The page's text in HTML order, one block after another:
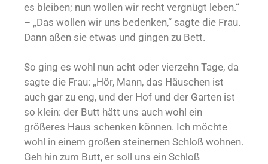
es bleiben; nun wollen wir recht vergnügt leben.“
– „Das wollen wir uns bedenken,“ sagte die Frau.
Dann aßen sie etwas und gingen zu Bett.
So ging es wohl nun acht oder vierzehn Tage, da
sagte die Frau: „Hör, Mann, das Häuschen ist
auch gar zu eng, und der Hof und der Garten ist
so klein: der Butt hätt uns auch wohl ein
größeres Haus schenken können. Ich möchte
wohl in einem großen steinernen Schloß wohnen.
Geh hin zum Butt, er soll uns ein Schloß